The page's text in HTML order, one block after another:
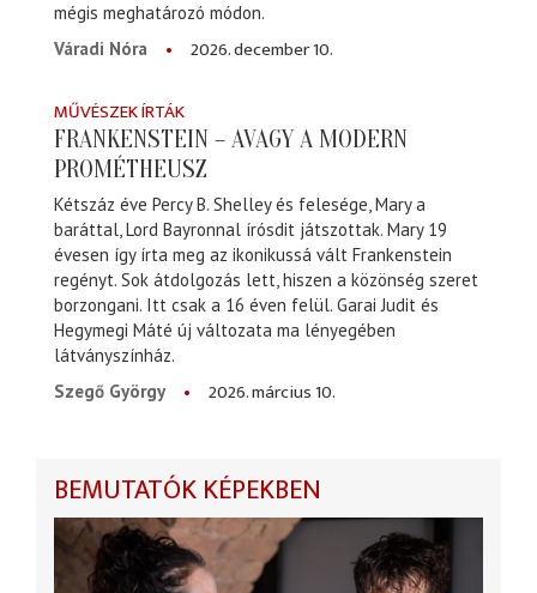
mégis meghatározó módon.
Váradi Nóra
2026. december 10.
MŰVÉSZEK ÍRTÁK
FRANKENSTEIN – AVAGY A MODERN
PROMÉTHEUSZ
Kétszáz éve Percy B. Shelley és felesége, Mary a
baráttal, Lord Bayronnal írósdit játszottak. Mary 19
évesen így írta meg az ikonikussá vált Frankenstein
regényt. Sok átdolgozás lett, hiszen a közönség szeret
borzongani. Itt csak a 16 éven felül. Garai Judit és
Hegymegi Máté új változata ma lényegében
látványszínház.
Szegő György
2026. március 10.
BEMUTATÓK KÉPEKBEN